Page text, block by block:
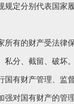
规定分别代表国家
的财产受法律保
分、截留、破坏。
财产管理、监督
强对国有财产的管